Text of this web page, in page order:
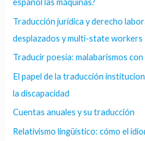
español las máquinas?
Traducción jurídica y derecho
desplazados y multi-state workers
Traducir poesía: malabarismos con
El papel de la traducción
la discapacidad
Cuentas anuales y su traducción
Relativismo lingüístico: cómo el